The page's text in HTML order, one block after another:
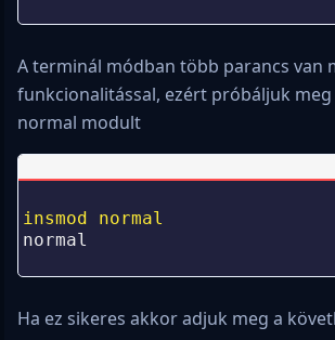
A terminál módban több parancs van
funkcionalitással, ezért próbáljuk
normal modult
insmod normal
normal
Ha ez sikeres akkor adjuk meg a